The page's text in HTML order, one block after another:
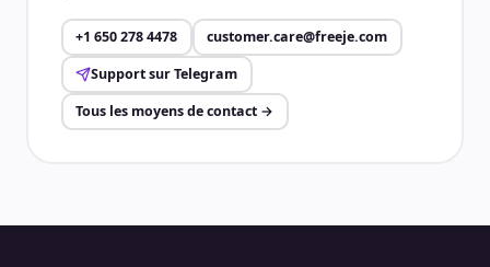
+1 650 278 4478
customer.care@freeje.com
Support sur Telegram
Tous les moyens de contact →